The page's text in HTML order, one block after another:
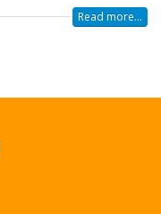
Read more...
Làm Biển